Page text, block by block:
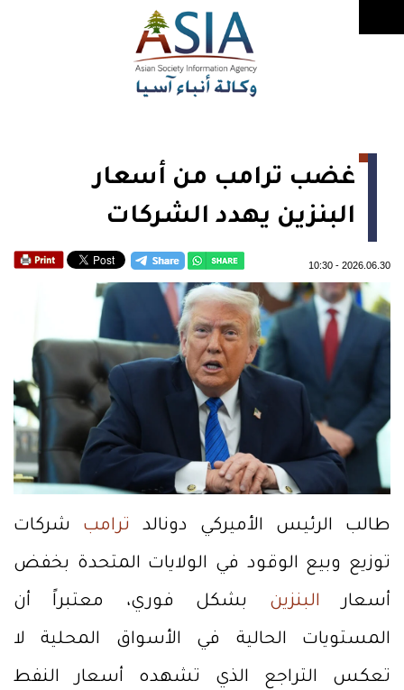
غضب ترامب من أسعار
البنزين يهدد الشركات
2026.06.30
-
10:30
طالب الرئيس الأميركي دونالد ترامب شركات
توزيع وبيع الوقود في الولايات المتحدة بخفض
أسعار البنزين بشكل فوري، معتبراً أن
المستويات الحالية في الأسواق المحلية لا
تعكس التراجع الذي تشهده أسعار النفط